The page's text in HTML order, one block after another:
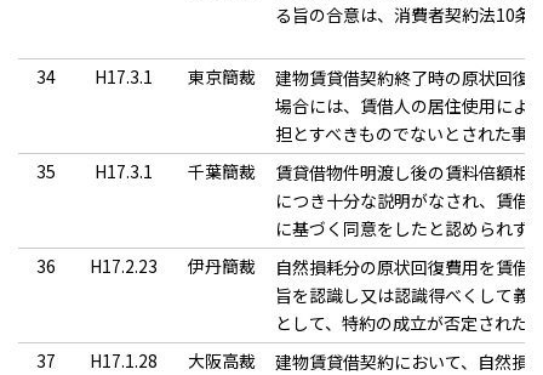
る旨の合意は、消費者契約法10条
34 H17.3.1 東京簡裁
建物賃貸借契約終了時の原状回復
場合には、賃借人の居住使用によ
担とすべきものでないとされた事
35
H17.3.1 千葉簡裁
賃貸借物件明渡し後の賃料倍額相
につき十分な説明がなされ、賃借
に基づく同意をしたと認められず
36
H17.2.23 伊丹簡裁
自然損耗分の原状回復費用を賃借
旨を認識し又は認識得べくして義
として、特約の成立が否定された
37
H17.1.28 大阪高裁
建物賃貸借契約において、自然損